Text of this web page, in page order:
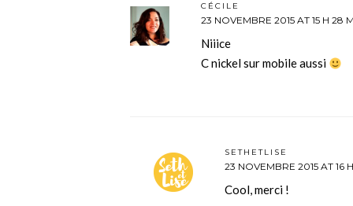
CÉCILE
23 NOVEMBRE 2015 AT 15 H 28
Niiice
C nickel sur mobile aussi
SETHETLISE
23 NOVEMBRE 2015 AT 16
Cool, merci !